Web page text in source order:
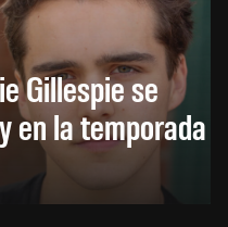
Gillespie se
en la temporada